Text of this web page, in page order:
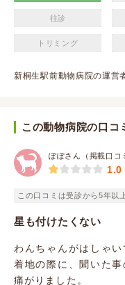
往診
トリミング
新桐生駅前動物病院の運営
この動物病院の口コ
ぽぽさん（掲載口コ
1.0
この口コミは受診から5年以
星も付けたくない
わんちゃんがはしゃ
着地の際に、聞いた
痛がりました。